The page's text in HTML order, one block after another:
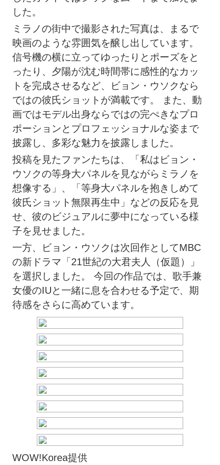
した。
ミラノの街中で撮影された写真は、まるで
映画のような雰囲気を醸し出しています。
信号機の横に立ってゆったりとポーズをと
ったり、夕陽が沈む時間帯に感性的なカッ
トを完成させるなど、ビョン・ウソクなら
ではの彼氏ショットが満載です。 また、動
画ではモデル出身ならではの完ぺきなプロ
ポーションとプロフェッショナルな姿まで
披露し、多彩な魅力を披露しました。
投稿を見たファンたちは、「私はビョン・
ウソクの等身大パネルを見ながらミラノを
想像する」、「等身大パネルを抱きしめて
彼氏ショット無限再生中」などの反応を見
せ、彼のビジュアルに夢中になっている様
子を見せました。
一方、ビョン・ウソクは次回作としてMBC
の新ドラマ「21世紀の大君夫人（仮題）」
を選択しました。 今回の作品では、歌手兼
女優のIUと一緒に息を合わせる予定で、期
待感をさらに高めています。
WOW!Korea提供